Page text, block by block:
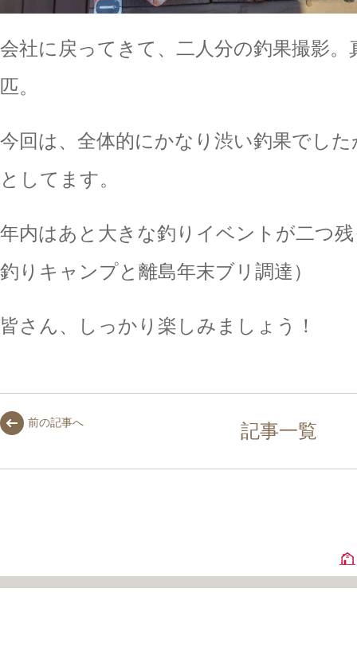
会社に戻ってきて、二人分の釣果撮影
匹。
今回は、全体的にかなり渋い釣果でし
としてます。
年内はあと大きな釣りイベントが二つ
釣りキャンプと離島年末ブリ調達）
皆さん、しっかり楽しみましょう！
前の記事へ 記事一覧